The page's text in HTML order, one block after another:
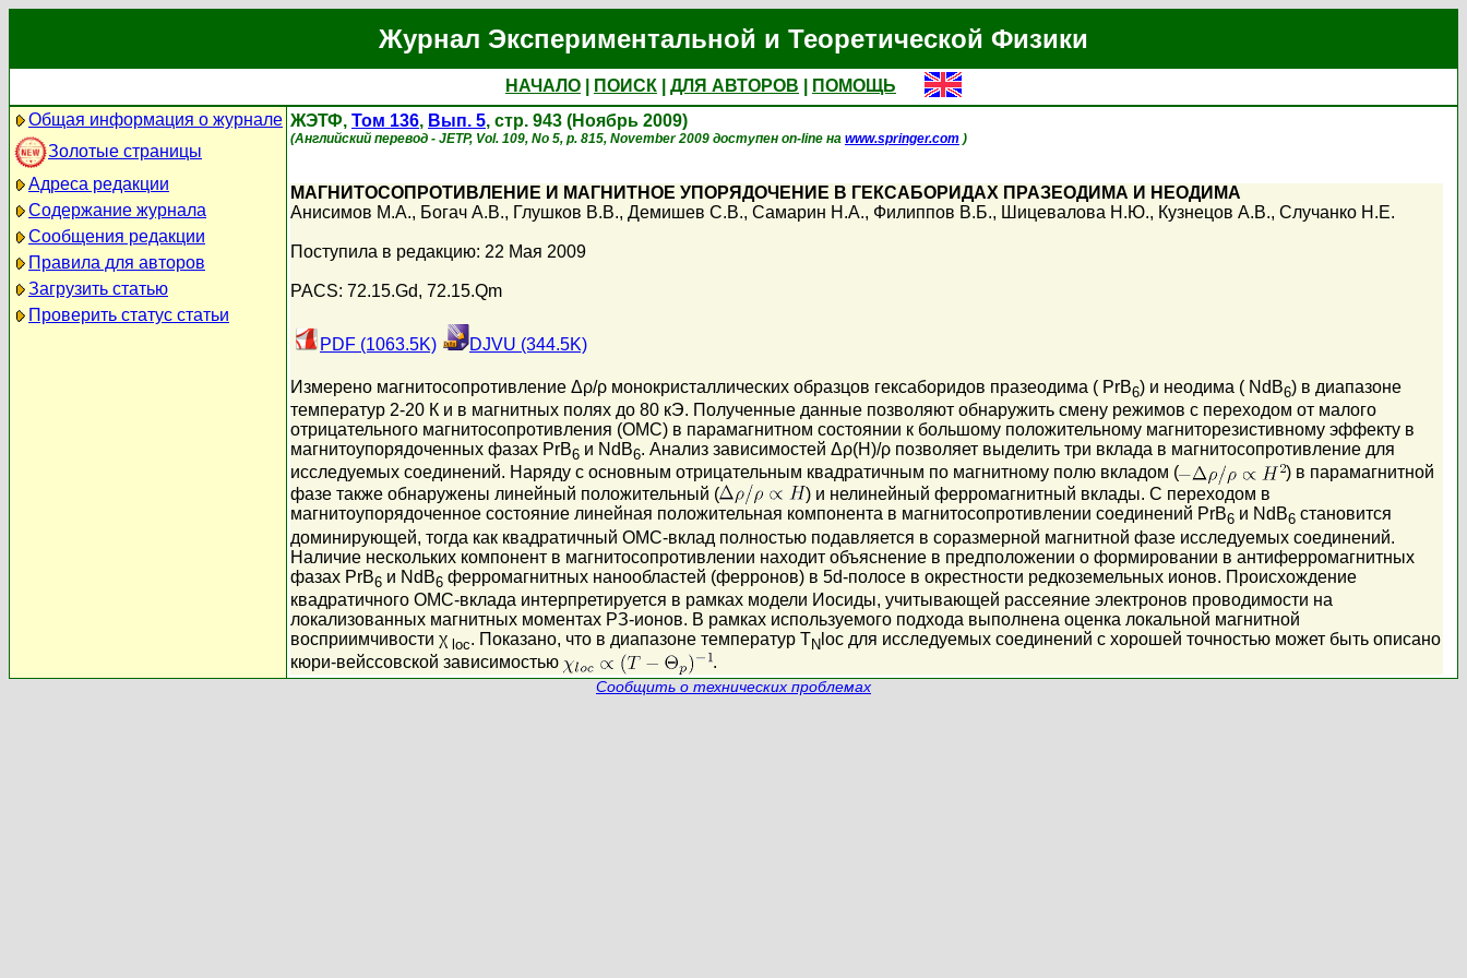
Журнал Экспериментальной и Теоретической Физики
НАЧАЛО ПОИСК ДЛЯ АВТОРОВ
ПОМОЩЬ
Общая информация о журнале
Золотые страницы
Адреса редакции
Содержание журнала
Сообщения редакции
Правила для авторов
Загрузить статью
Проверить статус статьи
ЖЭТФ, Том 136, Вып. 5, стр. 943 (Ноябрь 2009)
(Английский перевод - JETP, Vol. 109, No 5, p. 815, November 2009 доступен on-line на www.springer.com )
МАГНИТОСОПРОТИВЛЕНИЕ И МАГНИТНОЕ УПОРЯДОЧЕНИЕ В ГЕКСАБОРИДАХ ПРАЗЕОДИМА И НЕОДИМА
Анисимов М.А., Богач А.В., Глушков В.В., Демишев С.В., Самарин Н.А., Филиппов В.Б., Шицевалова Н.Ю., Кузнецов А.В., Случанко Н.Е.
Поступила в редакцию: 22 Мая 2009
PACS: 72.15.Gd, 72.15.Qm
PDF (1063.5K) DJVU (344.5K)
Измерено магнитосопротивление Δρ/ρ монокристаллических образцов гексаборидов празеодима ( PrB6) и неодима ( NdB6) в диапазоне
температур 2-20 К и в магнитных полях до 80 кЭ. Полученные данные позволяют обнаружить смену режимов с переходом от малого
отрицательного магнитосопротивления (ОМС) в парамагнитном состоянии к большому положительному магниторезистивному эффекту в
магнитоупорядоченных фазах PrB6 и NdB6. Анализ зависимостей Δρ(H)/ρ позволяет выделить три вклада в магнитосопротивление для
исследуемых соединений. Наряду с основным отрицательным квадратичным по магнитному полю вкладом (
) в парамагнитной
фазе также обнаружены линейный положительный (
) и нелинейный ферромагнитный вклады. С переходом в
магнитоупорядоченное состояние линейная положительная компонента в магнитосопротивлении соединений PrB6 и NdB6 становится
доминирующей, тогда как квадратичный ОМС-вклад полностью подавляется в соразмерной магнитной фазе исследуемых соединений.
Наличие нескольких компонент в магнитосопротивлении находит объяснение в предположении о формировании в антиферромагнитных
фазах PrB6 и NdB6 ферромагнитных нанообластей (ферронов) в 5d-полосе в окрестности редкоземельных ионов. Происхождение
квадратичного ОМС-вклада интерпретируется в рамках модели Иосиды, учитывающей рассеяние электронов проводимости на
локализованных магнитных моментах РЗ-ионов. В рамках используемого подхода выполнена оценка локальной магнитной
восприимчивости χ loc. Показано, что в диапазоне температур TN loc для исследуемых соединений с хорошей точностью может быть описано
кюри-вейссовской зависимостью
.
Сообщить о технических проблемах